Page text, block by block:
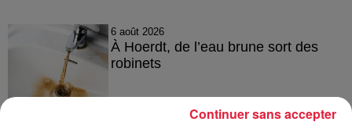
6 août 2026
À Hoerdt, de l’eau brune sort des
robinets
Continuer sans accepter